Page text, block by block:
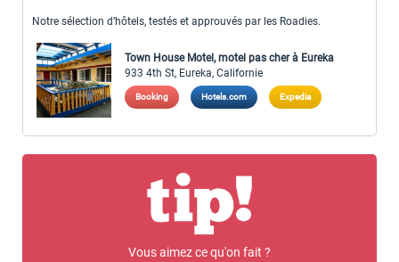
Notre sélection d’hôtels, testés et approuvés par les Roadies.
Town House Motel, motel pas cher à Eureka
933 4th St, Eureka, Californie
Booking Hotels.com Expedia
Vous aimez ce qu'on fait ?